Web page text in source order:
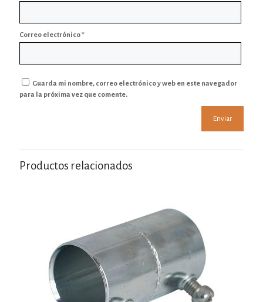
Correo electrónico*
Guarda mi nombre, correo electrónico y web en este navegador
para la próxima vez que comente.
Productos relacionados